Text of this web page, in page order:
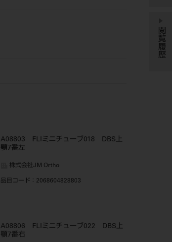
A08803 FLIミニチューブ018 DBS上
顎7番左
株式会社JM Ortho
品目コード ：2068604828803
A08806 FLIミニチューブ022 DBS上
顎7番右
閲覧履歴